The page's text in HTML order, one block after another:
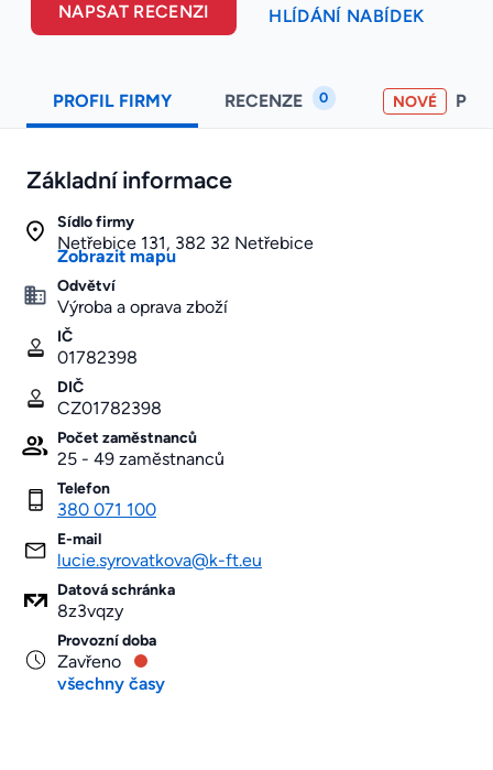
NAPSAT RECENZI HLÍDÁNÍ NABÍDEK
PROFIL FIRMY RECENZE 0 NOVÉ
Základní informace
Sídlo firmy
Netřebice 131, 382 32 Netřebice
Zobrazit mapu
Odvětví
Výroba a oprava zboží
IČ
01782398
DIČ
CZ01782398
Počet zaměstnanců
25 - 49 zaměstnanců
Telefon
380 071 100
E-mail
lucie.syrovatkova@k-ft.eu
Datová schránka
8z3vqzy
Provozní doba
Zavřeno
všechny časy